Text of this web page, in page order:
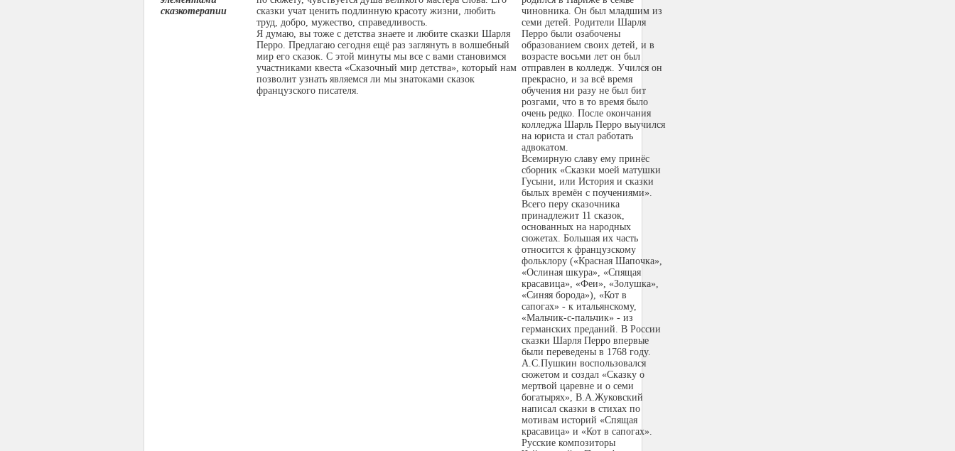
сказкотерапии
сказки учат ценить подлинную красоту жизни, любить
труд, добро, мужество, справедливость.
Я думаю, вы тоже с детства знаете и любите сказки Шарля
Перро. Предлагаю сегодня ещё раз заглянуть в волшебный
мир его сказок. С этой минуты мы все с вами становимся
участниками квеста «Сказочный мир детства», который нам
позволит узнать являемся ли мы знатоками сказок
французского писателя.
чиновника. Он был младшим из
семи детей. Родители Шарля
Перро были озабочены
образованием своих детей, и в
возрасте восьми лет он был
отправлен в колледж. Учился он
прекрасно, и за всё время
обучения ни разу не был бит
розгами, что в то время было
очень редко. После окончания
колледжа Шарль Перро выучился
на юриста и стал работать
адвокатом.
Всемирную славу ему принёс
сборник «Сказки моей матушки
Гусыни, или История и сказки
былых времён с поучениями».
Всего перу сказочника
принадлежит 11 сказок,
основанных на народных
сюжетах. Большая их часть
относится к французскому
фольклору («Красная Шапочка»,
«Ослиная шкура», «Спящая
красавица», «Феи», «Золушка»,
«Синяя борода»), «Кот в
сапогах» - к итальянскому,
«Мальчик-с-пальчик» - из
германских преданий. В России
сказки Шарля Перро впервые
были переведены в 1768 году.
А.С.Пушкин воспользовался
сюжетом и создал «Сказку о
мертвой царевне и о семи
богатырях», В.А.Жуковский
написал сказки в стихах по
мотивам историй «Спящая
красавица» и «Кот в сапогах».
Русские композиторы